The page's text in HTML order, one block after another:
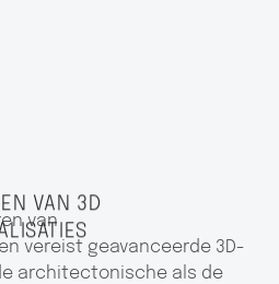
VAN 3D
van
vereist geavanceerde 3D-
architectonische als de